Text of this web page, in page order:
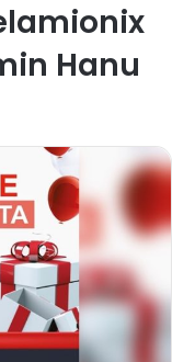
Hanu